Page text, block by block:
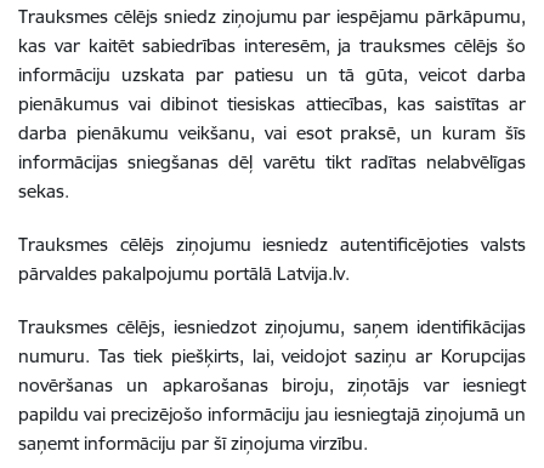
Trauksmes cēlējs sniedz ziņojumu par iespējamu pārkāpumu,
kas var kaitēt sabiedrības interesēm, ja trauksmes cēlējs šo
informāciju uzskata par patiesu un tā gūta, veicot darba
pienākumus vai dibinot tiesiskas attiecības, kas saistītas ar
darba pienākumu veikšanu, vai esot praksē, un kuram šīs
informācijas sniegšanas dēļ varētu tikt radītas nelabvēlīgas
sekas.
Trauksmes cēlējs ziņojumu iesniedz autentificējoties valsts
pārvaldes pakalpojumu portālā Latvija.lv.
Trauksmes cēlējs, iesniedzot ziņojumu, saņem identifikācijas
numuru. Tas tiek piešķirts, lai, veidojot saziņu ar Korupcijas
novēršanas un apkarošanas biroju, ziņotājs var iesniegt
papildu vai precizējošo informāciju jau iesniegtajā ziņojumā un
saņemt informāciju par šī ziņojuma virzību.